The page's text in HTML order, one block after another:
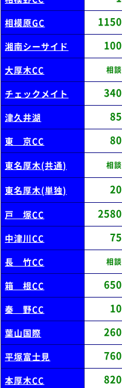
相模原GC 1150
湘南シーサイド 100
大厚木CC 相談
チェックメイト 340
津久井湖 85
東 京CC 80
東名厚木(共通) 相談
東名厚木(単独) 20
戸 塚CC 2580
中津川CC 75
長 竹CC 相談
箱 根CC 650
秦 野CC 10
葉山国際 260
平塚富士見 760
本厚木CC 820